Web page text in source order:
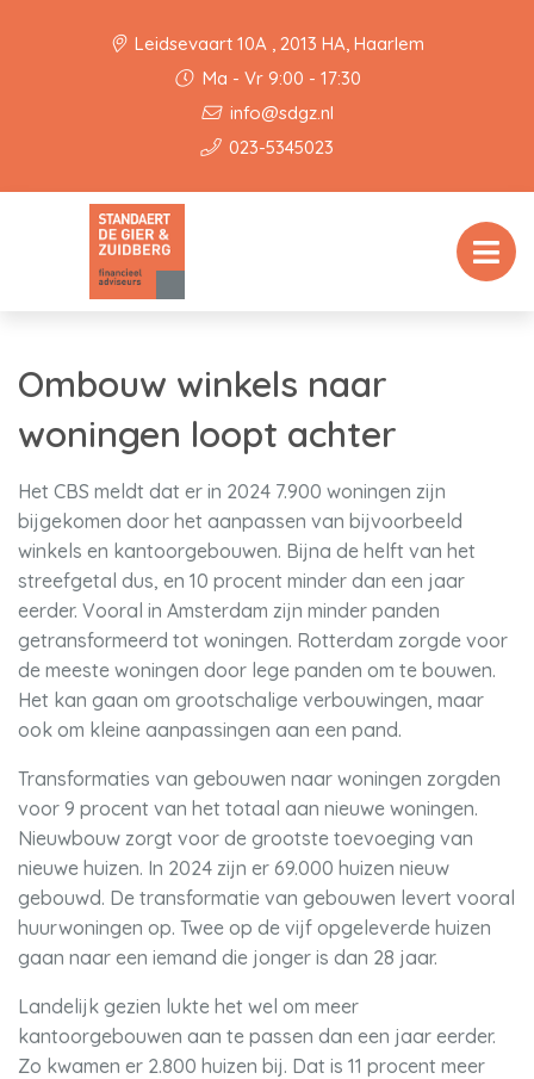
Leidsevaart 10A , 2013 HA, Haarlem
Ma - Vr 9:00 - 17:30
info@sdgz.nl
023-5345023
Ombouw winkels naar
woningen loopt achter
Het CBS meldt dat er in 2024 7.900 woningen zijn
bijgekomen door het aanpassen van bijvoorbeeld
winkels en kantoorgebouwen. Bijna de helft van het
streefgetal dus, en 10 procent minder dan een jaar
eerder. Vooral in Amsterdam zijn minder panden
getransformeerd tot woningen. Rotterdam zorgde voor
de meeste woningen door lege panden om te bouwen.
Het kan gaan om grootschalige verbouwingen, maar
ook om kleine aanpassingen aan een pand.
Transformaties van gebouwen naar woningen zorgden
voor 9 procent van het totaal aan nieuwe woningen.
Nieuwbouw zorgt voor de grootste toevoeging van
nieuwe huizen. In 2024 zijn er 69.000 huizen nieuw
gebouwd. De transformatie van gebouwen levert vooral
huurwoningen op. Twee op de vijf opgeleverde huizen
gaan naar een iemand die jonger is dan 28 jaar.
Landelijk gezien lukte het wel om meer
kantoorgebouwen aan te passen dan een jaar eerder.
Zo kwamen er 2.800 huizen bij. Dat is 11 procent meer